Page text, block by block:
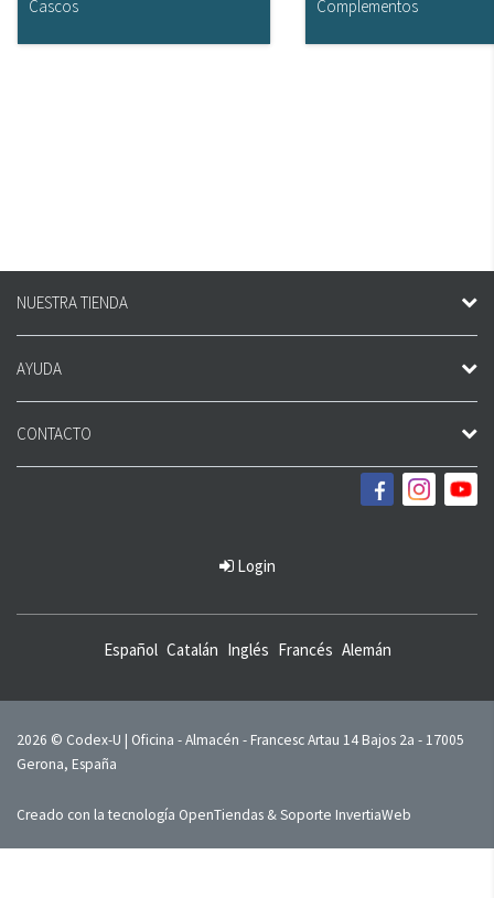
Cascos Complementos
NUESTRA TIENDA
AYUDA
CONTACTO
Login
Español Catalán Inglés Francés Alemán
2026 © Codex-U | Oficina - Almacén - Francesc Artau 14 Bajos 2a - 17005
Gerona, España
Creado con la tecnología OpenTiendas & Soporte InvertiaWeb